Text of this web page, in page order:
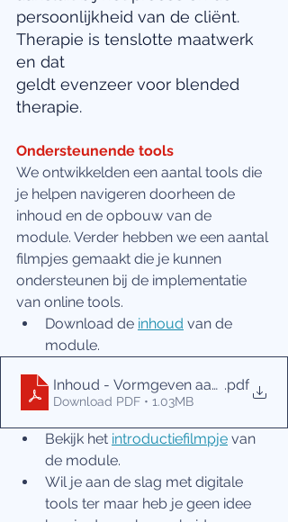
persoonlijkheid van de cliënt.
Therapie is tenslotte maatwerk
en dat
geldt evenzeer voor blended
therapie.
Ondersteunende tools
We ontwikkelden een aantal tools die
je helpen navigeren doorheen de
inhoud en de opbouw van de
module. Verder hebben we een aantal
filmpjes gemaakt die je kunnen
ondersteunen bij de implementatie
van online tools.
Download de inhoud van de
module.
Inhoud - Vormgeven aan mijn
.pdf
Download PDF • 1.03MB
Bekijk het introductiefilmpje van
de module.
Wil je aan de slag met digitale
tools ter maar heb je geen idee